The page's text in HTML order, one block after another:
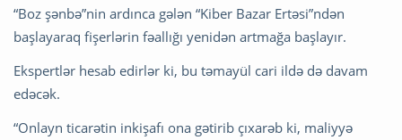
“Boz şənbə”nin ardınca gələn “Kiber Bazar Ertəsi”ndən
başlayaraq fişerlərin fəallığı yenidən artmağa başlayır.
Ekspertlər hesab edirlər ki, bu təmayül cari ildə də davam
edəcək.
“Onlayn ticarətin inkişafı ona gətirib çıxarəb ki, maliyyə